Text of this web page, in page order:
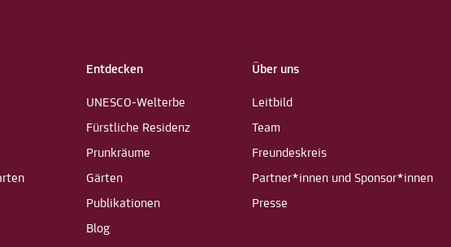
Entdecken
UNESCO-Welterbe
Fürstliche Residenz
Prunkräume
Gärten
Publikationen
Blog
Über uns
Leitbild
Team
Freundeskreis
Partner*innen und Sponsor*innen
Presse